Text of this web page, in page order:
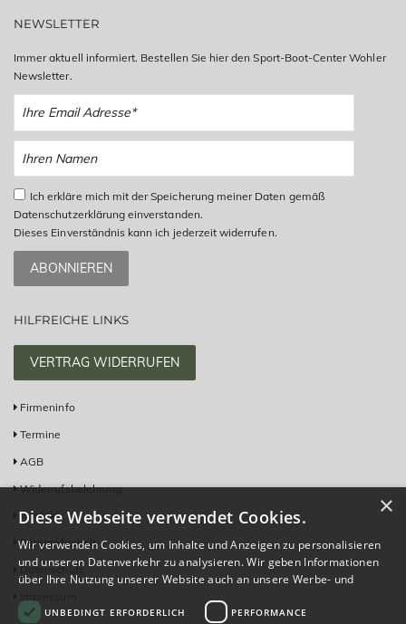
NEWSLETTER
Immer aktuell informiert. Bestellen Sie hier den Sport-Boot-Center Wohler
Newsletter.
Ich erkläre mich mit der Speicherung meiner Daten gemäß
Datenschutzerklärung einverstanden.
Dieses Einverständnis kann ich jederzeit widerrufen.
ABONNIEREN
HILFREICHE LINKS
VERTRAG WIDERRUFEN
Firmeninfo
Termine
AGB
Widerrufsbelehrung
Kontakt
Barrierefreiheit
Datenschutz
×
Diese Webseite verwendet Cookies.
Wir verwenden Cookies, um Inhalte und Anzeigen zu personalisieren
und unseren Datenverkehr zu analysieren. Wir geben Informationen
über Ihre Nutzung unserer Website auch an unsere Werbe- und
Informationen kombinieren, die Sie ihnen bereitgestellt haben oder
UNBEDINGT ERFORDERLICH PERFORMANCE